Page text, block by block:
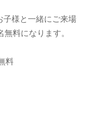
子様と一緒にご来場
料になります。
料